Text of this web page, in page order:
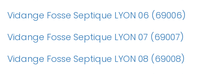
Vidange Fosse Septique LYON 06 (69006)
Vidange Fosse Septique LYON 07 (69007)
Vidange Fosse Septique LYON 08 (69008)